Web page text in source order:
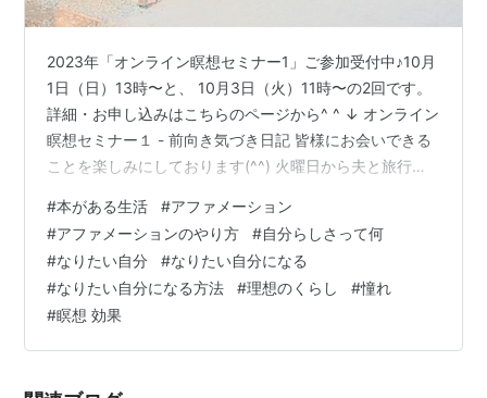
2023年「オンライン瞑想セミナー1」ご参加受付中♪10月
1日（日）13時〜と、 10月3日（火）11時〜の2回です。
詳細・お申し込みはこちらのページから^ ^ ↓ オンライン
瞑想セミナー１ - 前向き気づき日記 皆様にお会いできる
ことを楽しみにしております(^^) 火曜日から夫と旅行中
して楽しんでいます(^^) 今回は京都滞在では珍しく、 観
光スポットから離れ、毎日温泉に入ったり、 部屋で木々
の緑を眺めながらのんびり過ごしたり、 合間に気が向け
ばちょこっと神社に行ったりして 楽しんでいます。 夫も
私も普段は忙しい毎日を過ごしているので、 …
#本がある生活 #アファメーション
#アファメーションのやり方 #自分らしさって何
#なりたい自分 #なりたい自分になる
#なりたい自分になる方法 #理想のくらし #憧れ
#瞑想 効果